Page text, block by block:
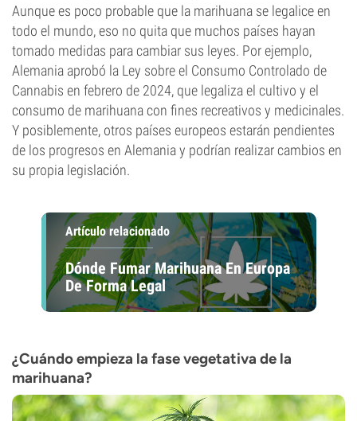
Aunque es poco probable que la marihuana se legalice en
todo el mundo, eso no quita que muchos países hayan
tomado medidas para cambiar sus leyes. Por ejemplo,
Alemania aprobó la Ley sobre el Consumo Controlado de
Cannabis en febrero de 2024, que legaliza el cultivo y el
consumo de marihuana con fines recreativos y medicinales.
Y posiblemente, otros países europeos estarán pendientes
de los progresos en Alemania y podrían realizar cambios en
su propia legislación.
Artículo relacionado
Dónde Fumar Marihuana En Europa
De Forma Legal
¿Cuándo empieza la fase vegetativa de la
marihuana?